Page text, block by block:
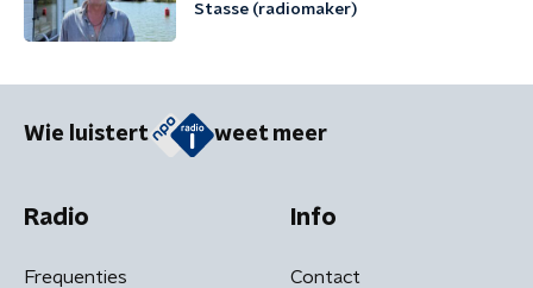
Stasse (radiomaker)
Wie luistert weet meer
Radio
Frequenties
Info
Contact